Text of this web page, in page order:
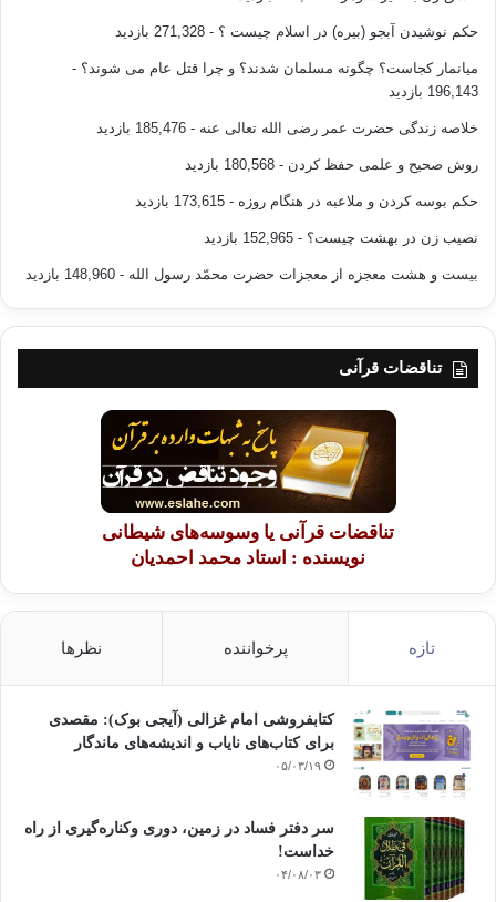
حکم نوشیدن آبجو (بیره) در اسلام چیست ؟ - 271,328 بازدید
میانمار کجاست؟ چگونه مسلمان شدند؟ و چرا قتل عام می شوند؟ -
196,143 بازدید
خلاصه زندگی حضرت عمر رضی الله تعالی عنه - 185,476 بازدید
روش صحیح و علمی حفظ کردن - 180,568 بازدید
حکم بوسه کردن و ملاعبه در هنگام روزه - 173,615 بازدید
نصیب زن در بهشت چیست؟ - 152,965 بازدید
بیست و هشت معجزه از معجزات حضرت محمّد رسول الله - 148,960 بازدید
تناقضات قرآنی
تناقضات قرآنی یا وسوسه‌های شیطانی
نویسنده : استاد محمد احمدیان
تازه پرخواننده نظرها
کتابفروشی امام غزالی (آیجی بوک): مقصدی
برای کتاب‌های نایاب و اندیشه‌های ماندگار
۰۵/۰۳/۱۹
سر دفتر فساد در زمین‌، دوری وکناره‌گیری از راه
خداست‌!
۰۴/۰۸/۰۳